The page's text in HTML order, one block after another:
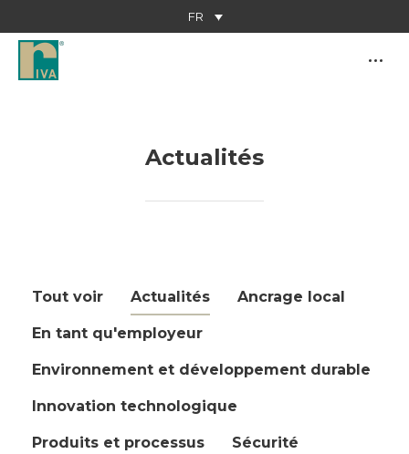
FR
Actualités
Tout voir Actualités Ancrage local
En tant qu'employeur
Environnement et développement durable
Innovation technologique
Produits et processus Sécurité